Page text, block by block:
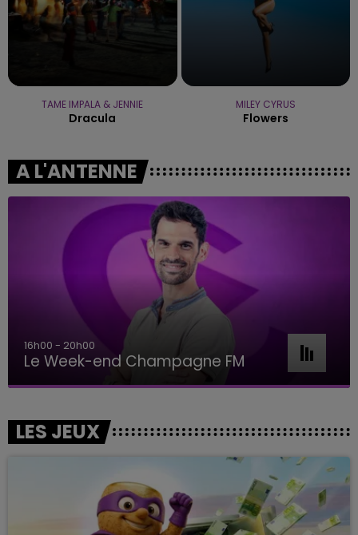
TAME IMPALA & JENNIE
Dracula
MILEY CYRUS
Flowers
A L'ANTENNE
16h00 - 20h00
Le Week-end Champagne FM
LES JEUX